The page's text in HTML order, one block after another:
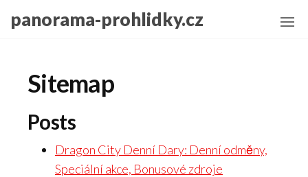
panorama-prohlidky.cz
Sitemap
Posts
Dragon City Denní Dary: Denní odměny,
Speciální akce, Bonusové zdroje